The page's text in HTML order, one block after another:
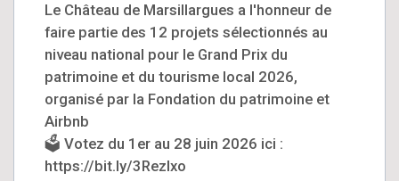
Le Château de Marsillargues a l'honneur de
faire partie des 12 projets sélectionnés au
niveau national pour le Grand Prix du
patrimoine et du tourisme local 2026,
organisé par la Fondation du patrimoine et
Airbnb
🗳️ Votez du 1er au 28 juin 2026 ici :
https://bit.ly/3RezIxo